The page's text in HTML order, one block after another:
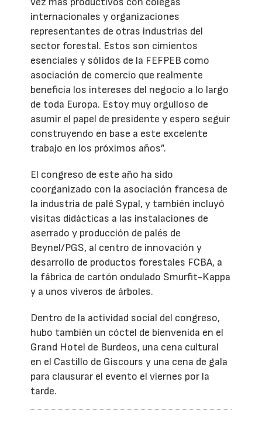
internacionales y organizaciones
representantes de otras industrias del
sector forestal. Estos son cimientos
esenciales y sólidos de la FEFPEB como
asociación de comercio que realmente
beneficia los intereses del negocio a lo largo
de toda Europa. Estoy muy orgulloso de
asumir el papel de presidente y espero seguir
construyendo en base a este excelente
trabajo en los próximos años”.
El congreso de este año ha sido
coorganizado con la asociación francesa de
la industria de palé Sypal, y también incluyó
visitas didácticas a las instalaciones de
aserrado y producción de palés de
Beynel/PGS, al centro de innovación y
desarrollo de productos forestales FCBA, a
la fábrica de cartón ondulado Smurfit-Kappa
y a unos viveros de árboles.
Dentro de la actividad social del congreso,
hubo también un cóctel de bienvenida en el
Grand Hotel de Burdeos, una cena cultural
en el Castillo de Giscours y una cena de gala
para clausurar el evento el viernes por la
tarde.